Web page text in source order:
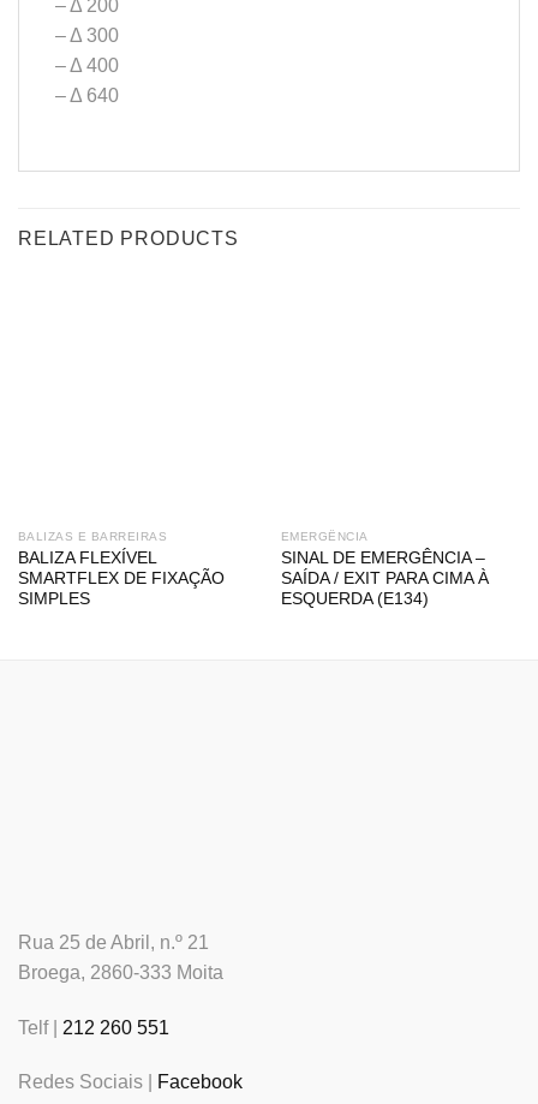
– Δ 200
– Δ 300
– Δ 400
– Δ 640
RELATED PRODUCTS
BALIZAS E BARREIRAS
BALIZA FLEXÍVEL
SMARTFLEX DE FIXAÇÃO
SIMPLES
EMERGÊNCIA
SINAL DE EMERGÊNCIA –
SAÍDA / EXIT PARA CIMA À
ESQUERDA (E134)
Rua 25 de Abril, n.º 21
Broega, 2860-333 Moita
Telf | 212 260 551
Redes Sociais | Facebook